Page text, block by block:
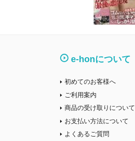
e-honについて
初めてのお客様へ
ご利用案内
商品の受け取りについて
お支払い方法について
よくあるご質問